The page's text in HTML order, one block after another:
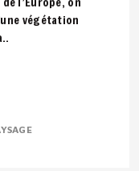
végétation